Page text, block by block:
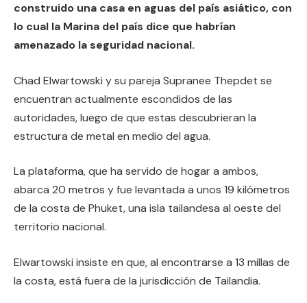
construido una casa en aguas del país asiático, con
lo cual la Marina del país dice que habrían
amenazado la seguridad nacional.
Chad Elwartowski y su pareja Supranee Thepdet se
encuentran actualmente escondidos de las
autoridades, luego de que estas descubrieran la
estructura de metal en medio del agua.
La plataforma, que ha servido de hogar a ambos,
abarca 20 metros y fue levantada a unos 19 kilómetros
de la costa de Phuket, una isla tailandesa al oeste del
territorio nacional.
Elwartowski insiste en que, al encontrarse a 13 millas de
la costa, está fuera de la jurisdicción de Tailandia.